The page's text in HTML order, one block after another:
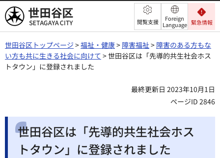
世田谷区 閲覧支援
Foreign
Language 緊急情報
世田谷区トップページ >福祉・健康> 障害福祉 > 障害のある方もな
い方も共に生きる社会に向けて > 世田谷区は「先導的共生社会ホス
トタウン」に登録されました
最終更新日 2023年10月1日
ページID 2846
世田谷区は「先導的共生社会ホス
トタウン」に登録されました